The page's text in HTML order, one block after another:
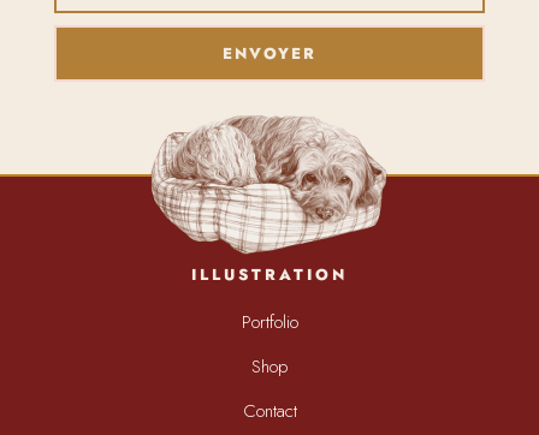
ENVOYER
ILLUSTRATION
Portfolio
Shop
Contact